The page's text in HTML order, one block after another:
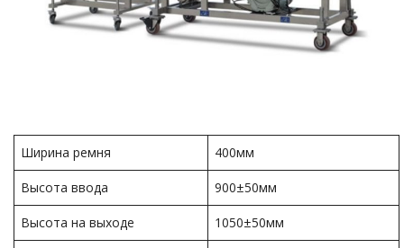
Ширина ремня 400мм
Высота ввода 900±50мм
Высота на выходе 1050±50мм